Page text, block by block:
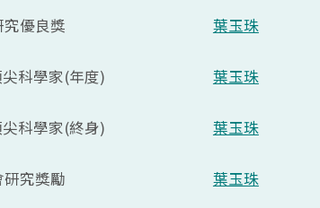
究優良獎 葉玉珠
科學家(年度) 葉玉珠
科學家(終身) 葉玉珠
研究獎勵 葉玉珠